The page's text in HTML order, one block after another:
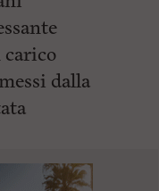
carico
dalla